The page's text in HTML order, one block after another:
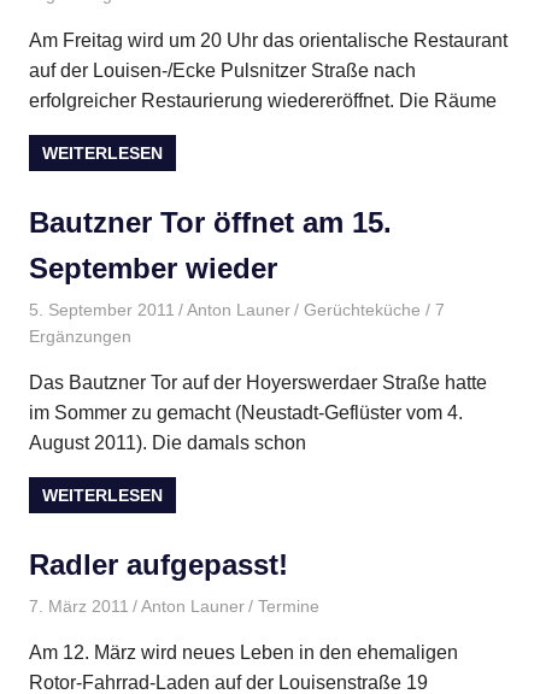
Am Freitag wird um 20 Uhr das orientalische Restaurant
auf der Louisen-/Ecke Pulsnitzer Straße nach
erfolgreicher Restaurierung wiedereröffnet. Die Räume
WEITERLESEN
Bautzner Tor öffnet am 15.
September wieder
5. September 2011 Anton Launer Gerüchteküche / 7
Ergänzungen
Das Bautzner Tor auf der Hoyerswerdaer Straße hatte
im Sommer zu gemacht (Neustadt-Geflüster vom 4.
August 2011). Die damals schon
WEITERLESEN
Radler aufgepasst!
7. März 2011 Anton Launer Termine
Am 12. März wird neues Leben in den ehemaligen
Rotor-Fahrrad-Laden auf der Louisenstraße 19